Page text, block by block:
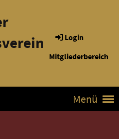
Login
Mitgliederbereich
Menü